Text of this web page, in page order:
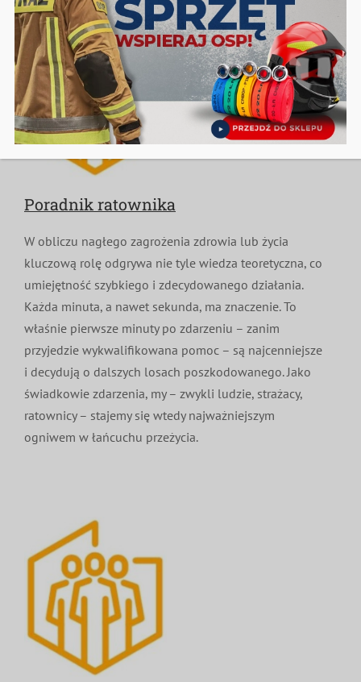
Poradnik ratownika
W obliczu nagłego zagrożenia zdrowia lub życia
kluczową rolę odgrywa nie tyle wiedza teoretyczna, co
umiejętność szybkiego i zdecydowanego działania.
Każda minuta, a nawet sekunda, ma znaczenie. To
właśnie pierwsze minuty po zdarzeniu – zanim
przyjedzie wykwalifikowana pomoc – są najcenniejsze
i decydują o dalszych losach poszkodowanego. Jako
świadkowie zdarzenia, my – zwykli ludzie, strażacy,
ratownicy – stajemy się wtedy najważniejszym
ogniwem w łańcuchu przeżycia.